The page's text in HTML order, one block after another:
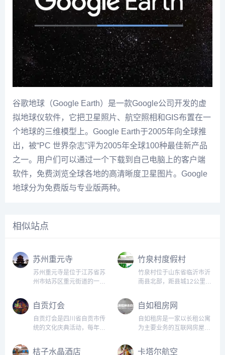
谷歌地球（Google Earth）是一款Google公司开发的虚
拟地球仪软件，它把卫星照片、航空照相和GIS布置在一
个地球的三维模型上。Google Earth于2005年向全球推
出，被“PC 世界杂志”评为2005年全球100种最佳新产品
之一。用户们可以通过一个下载到自己电脑上的客户端
软件，免费浏览全球各地的高清晰度卫星图片。Google
地球分为免费版与专业版两种。
相似站点
苏州重元寺
苏州重元寺是位于江苏省苏
州市姑苏区重元街道的一座
间，历史悠久，是苏州市内
文物保护单位之一。重元寺
原名菩提寺，后因重修时立
有“大慈重元”石碑而改名。
竹泉村度假村
竹泉村位于山东省临沂市沂
南县北部，距县城12公里。
乾隆年间改名竹泉村。在这
里，泉依山出，竹因泉生。
自元明以来，村民绕泉而
居，砌石为房，农耕为
自贡灯会
自贡灯会是四川省自贡市传
统的文化庆典活动，每年都
观赏。在灯会期间，自贡市
自如租房网
自如租房是一家以长租公寓
为主要业务的互联网房屋租
总部位于北京，并在全国多
桔子水晶酒店 卡塔尔航空